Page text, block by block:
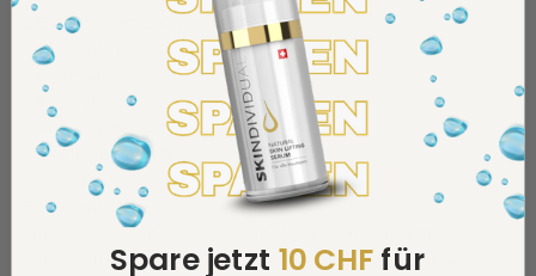
2 Esslöffel gemahlene Mandeln
200 ml Milch
1 Prise Zimt
1 Prise Kardamom
50 g Heidelbeeren
30 g Walnüsse
30 g Mandeln
Für das Porridge kochst du die Haferflocken und die
gemahlenen Mandeln mit der Milch auf und rührst Salz,
Spare jetzt 10 CHF ​ für